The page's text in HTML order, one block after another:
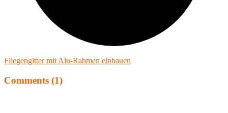
Fliegengitter mit Alu-Rahmen einbauen
Comments (1)